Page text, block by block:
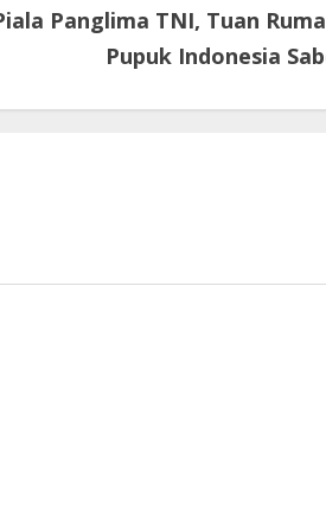
Panglima TNI, Tuan
Pupuk Indonesia